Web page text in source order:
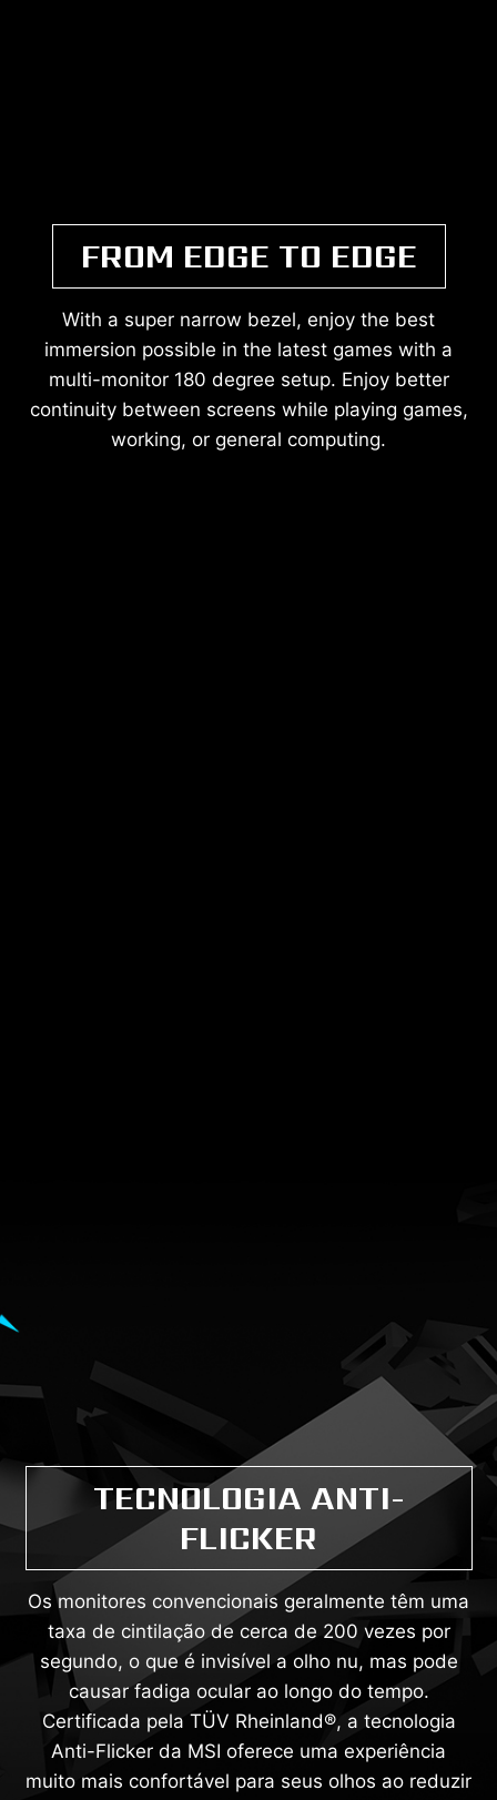
FROM EDGE TO EDGE
With a super narrow bezel, enjoy the best
immersion possible in the latest games with a
multi-monitor 180 degree setup. Enjoy better
continuity between screens while playing games,
working, or general computing.
TECNOLOGIA ANTI-
FLICKER
Os monitores convencionais geralmente têm uma
taxa de cintilação de cerca de 200 vezes por
segundo, o que é invisível a olho nu, mas pode
causar fadiga ocular ao longo do tempo.
Certificada pela TÜV Rheinland®, a tecnologia
Anti-Flicker da MSI oferece uma experiência
muito mais confortável para seus olhos ao reduzir